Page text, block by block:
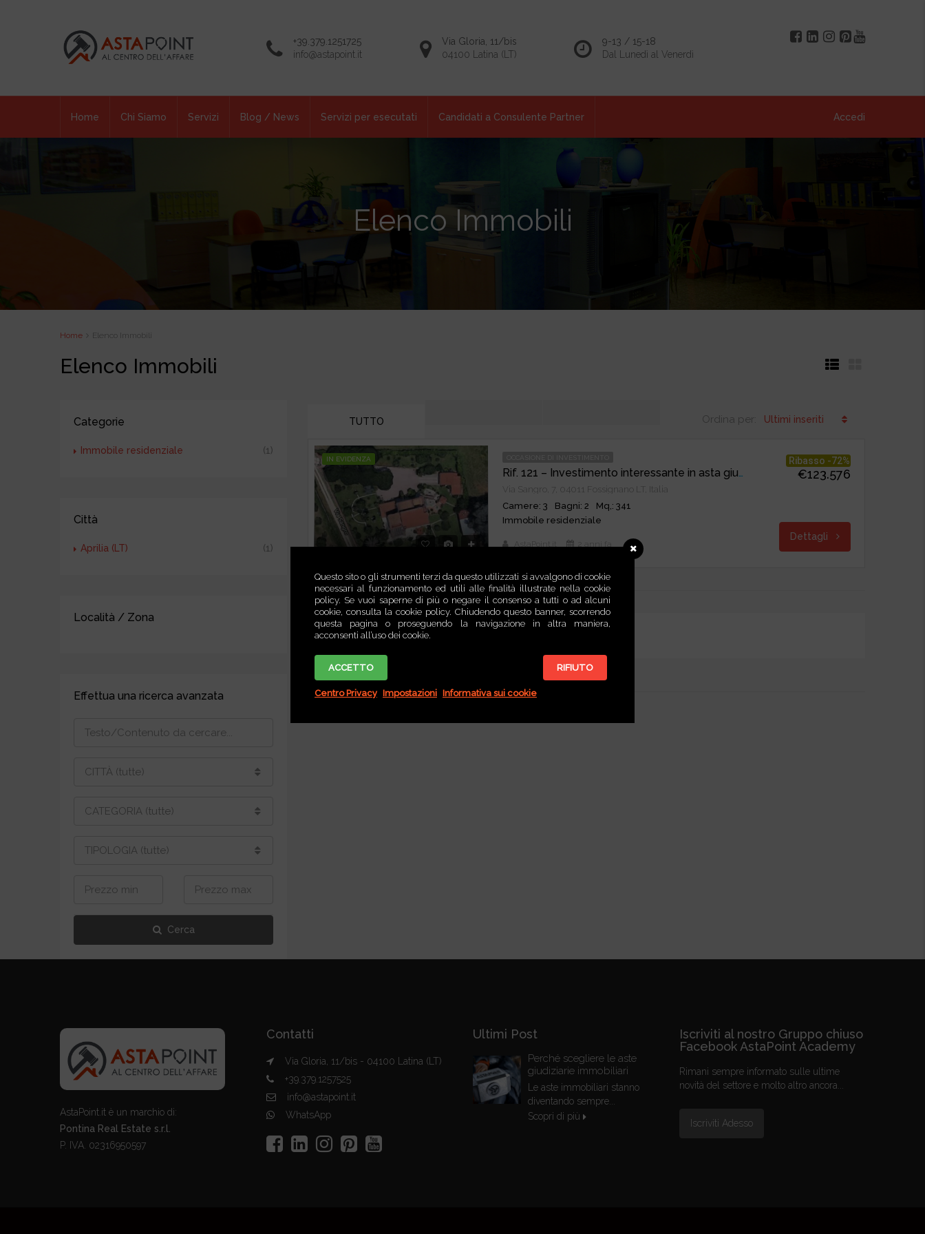
9-13 / 15-18
Dal Lunedì al Venerdì
Via Gloria, 11/bis
04100 Latina (LT)
+39.379.1251725
info@astapoint.it
Home Chi Siamo Servizi Blog / News Servizi per esecutati Candidati a Consulente Partner Accedi
Elenco Immobili
Home Elenco Immobili
Elenco Immobili
TUTTO Ordina per: Ultimi inseriti
IN EVIDENZA
Rif. 121 – Investimento interessante in asta giudiziaria a Aprilia
Via Sangro, 7, 04011 Fossignano LT, Italia
Camere: 3
Bagni: 2
Mq,: 341
Immobile residenziale
AstaPoint.it 2 anni fa
Ribasso -72%
€123.576
Dettagli
Nessun risultato trovato
Categorie
Immobile residenziale (1)
Città
Aprilia (LT) (1)
Località / Zona
Effettua una ricerca avanzata
CITTÀ (tutte)
CATEGORIA (tutte)
TIPOLOGIA (tutte)
Cerca
AstaPoint.it è un marchio di:
Pontina Real Estate s.r.l.
P. IVA. 02316950597
Contatti
Via Gloria, 11/bis - 04100 Latina (LT)
+39.379.1257525
info@astapoint.it
WhatsApp
Ultimi Post
Perché scegliere le aste
giudiziarie immobiliari
Le aste immobiliari stanno
diventando sempre...
Scopri di più
Iscriviti al nostro Gruppo chiuso
Facebook AstaPoint Academy
Rimani sempre informato sulle ultime
novità del settore e molto altro ancora...
Iscriviti Adesso
Questo sito o gli strumenti terzi da questo utilizzati si avvalgono di cookie
necessari al funzionamento ed utili alle finalità illustrate nella cookie
policy. Se vuoi saperne di più o negare il consenso a tutti o ad alcuni
cookie, consulta la cookie policy. Chiudendo questo banner, scorrendo
questa pagina o proseguendo la navigazione in altra maniera,
acconsenti all’uso dei cookie.
ACCETTO RIFIUTO
Centro Privacy Impostazioni Informativa sui cookie